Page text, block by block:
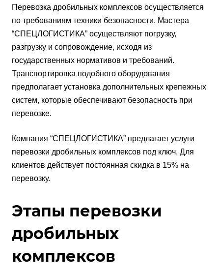
Перевозка дробильных комплексов осуществляется
по требованиям техники безопасности. Мастера
“СПЕЦЛОГИСТИКА” осуществляют погрузку,
разгрузку и сопровождение, исходя из
государственных нормативов и требований.
Транспортировка подобного оборудования
предполагает установка дополнительных крепежных
систем, которые обеспечивают безопасность при
перевозке.
Компания “СПЕЦЛОГИСТИКА” предлагает услуги
перевозки дробильных комплексов под ключ. Для
клиентов действует постоянная скидка в 15% на
перевозку.
Этапы перевозки
дробильных
комплексов